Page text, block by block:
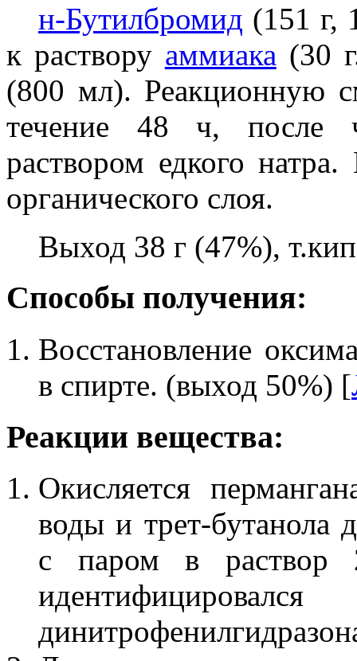
н-Бутилбромид (151 г,
к раствору аммиака (30
(800 мл). Реакционную
течение 48 ч, после
раствором едкого
органического слоя.
Выход 38 г (47%),
Способы получения:
Восстановление
в спирте. (выход 50%) [
Реакции вещества:
Окисляется
воды и трет-бутанола
с паром в раствор